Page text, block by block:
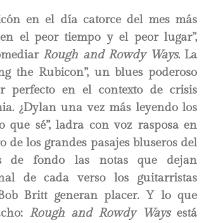
en el día catorce del mes más
el peor tiempo y el peor lugar”,
Rough and Rowdy Ways. La
the Rubicon”, un blues poderoso
perfecto en el contexto de crisis
¿Dylan una vez más leyendo los
que sé”, ladra con voz rasposa en
de los grandes pasajes bluseros del
de fondo las notas que dejan
de cada verso los guitarristas
Britt generan placer. Y lo que
Rough and Rowdy Ways está